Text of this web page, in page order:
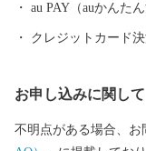
au PAY（auかんた
クレジットカード決
お申し込みに関して
不明点がある場合、